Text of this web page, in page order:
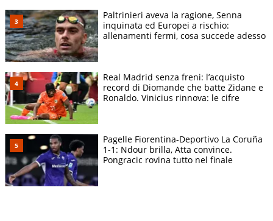
Paltrinieri aveva la ragione, Senna
inquinata ed Europei a rischio:
allenamenti fermi, cosa succede adesso
Real Madrid senza freni: l’acquisto
record di Diomande che batte Zidane e
Ronaldo. Vinicius rinnova: le cifre
Pagelle Fiorentina-Deportivo La Coruña
1-1: Ndour brilla, Atta convince.
Pongracic rovina tutto nel finale